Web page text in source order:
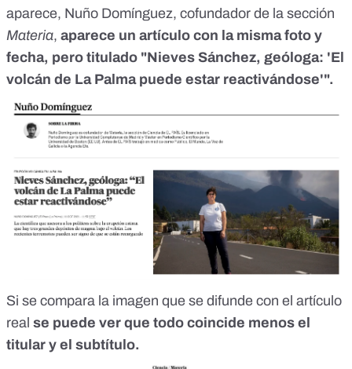
aparece, Nuño Domínguez, cofundador de la sección
Materia, aparece un artículo con la misma foto y
fecha, pero titulado "Nieves Sánchez, geóloga: 'El
volcán de La Palma puede estar reactivándose'".
Si se compara la imagen que se difunde con el artículo
real se puede ver que todo coincide menos el
titular y el subtítulo.